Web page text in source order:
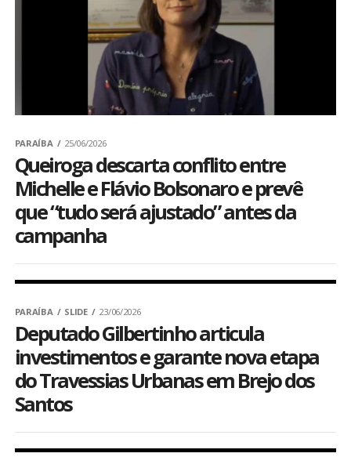
PARAÍBA 25/06/2026
Queiroga descarta conflito entre
Michelle e Flávio Bolsonaro e prevê
que “tudo será ajustado” antes da
campanha
PARAÍBA SLIDE 23/06/2026
Deputado Gilbertinho articula
investimentos e garante nova etapa
do Travessias Urbanas em Brejo dos
Santos